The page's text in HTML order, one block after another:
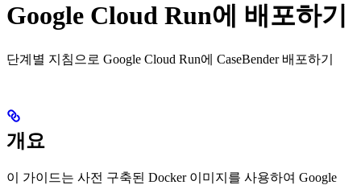
Google Cloud Run에 배포하기
단계별 지침으로 Google Cloud Run에 CaseBender 배포하기
개요
이 가이드는 사전 구축된 Docker 이미지를 사용하여 Google